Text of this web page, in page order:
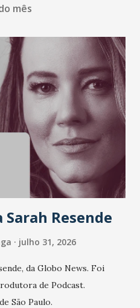
mês
Resende
julho 31, 2026
da Globo News. Foi
de Podcast.
São Paulo.